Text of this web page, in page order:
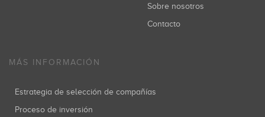
Sobre nosotros
Contacto
MÁS INFORMACIÓN
Estrategia de selección de compañías
Proceso de inversión